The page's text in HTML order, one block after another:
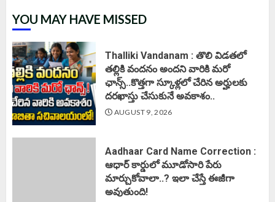
YOU MAY HAVE MISSED
Thalliki Vandanam : తొలి విడతలో
తల్లికి వందనం అందని వారికి మరో
ఛాన్స్..కొత్తగా స్కూళ్లలో చేరిన అర్హులకు
దరఖాస్తు చేసుకునే అవకాశం..
AUGUST 9, 2026
Aadhaar Card Name Correction :
ఆధార్ కార్డులో మూడోసారి పేరు
మార్చుకోవాలా..? ఇలా చేస్తే ఈజీగా
అవుతుంది!